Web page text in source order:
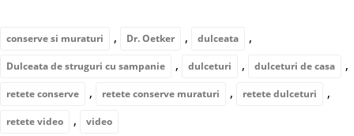
conserve si muraturi , Dr. Oetker , dulceata ,
Dulceata de struguri cu sampanie , dulceturi , dulceturi de casa ,
retete conserve , retete conserve muraturi , retete dulceturi ,
retete video , video